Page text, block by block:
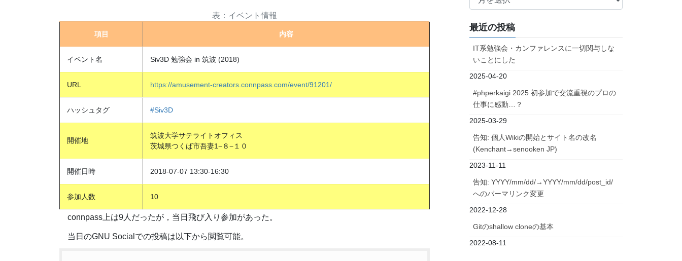
イベント情報
項目 内容
イベント名 Siv3D 勉強会 in 筑波 (2018)
URL https://amusement-creators.connpass.com/event/91201/
ハッシュタグ #Siv3D
開催地
筑波大学サテライトオフィス
茨城県つくば市吾妻1−８−１０
開催日時 2018-07-07 13:30-16:30
参加人数 10
connpass上は9人だったが，当日飛び入り参加があった。
当日のGNU Socialでの投稿は以下から閲覧可能。
イ
ブ
最近の投稿
IT系勉強会・カンファレンスに一切関与しな
いことにした
2025-04-20
#phperkaigi 2025 初参加で交流重視のプロの
仕事に感動…？
2025-03-29
告知: 個人Wikiの開始とサイト名の改名
(Kenchant→senooken JP)
2023-11-11
告知: YYYY/mm/dd/→YYYY/mm/dd/post_id/
へのパーマリンク変更
2022-12-28
Gitのshallow cloneの基本
2022-08-11